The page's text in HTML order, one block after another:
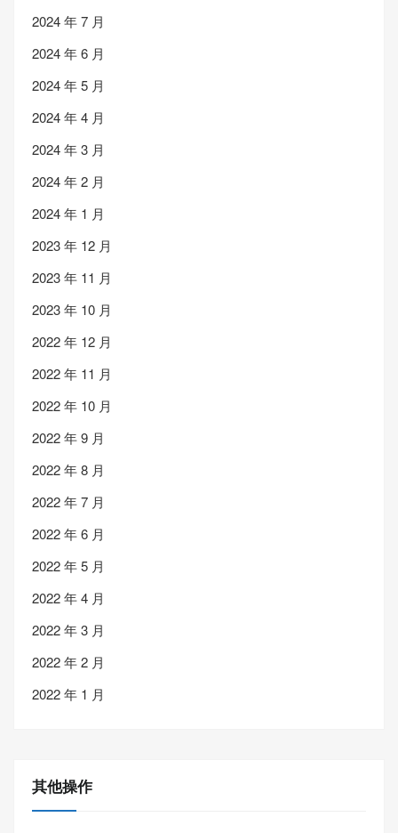
2024 年 7 月
2024 年 6 月
2024 年 5 月
2024 年 4 月
2024 年 3 月
2024 年 2 月
2024 年 1 月
2023 年 12 月
2023 年 11 月
2023 年 10 月
2022 年 12 月
2022 年 11 月
2022 年 10 月
2022 年 9 月
2022 年 8 月
2022 年 7 月
2022 年 6 月
2022 年 5 月
2022 年 4 月
2022 年 3 月
2022 年 2 月
2022 年 1 月
其他操作